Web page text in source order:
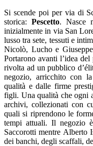
Si scende poi per via di
storica:Pescetto. Nasce
inizialmente in via San
lusso tra sete, tessuti e
Nicolò, Lucho e
Portarono avanti l’idea
rivolta ad un pubblico
negozio, arricchito con
qualità e dalle firme
figli. Una qualità che ogni
archivi, collezionati con
quali si riprendono le
tempi attuali. Il negozio
Saccorotti mentre Alberto
dei banchi, degli scaffali,